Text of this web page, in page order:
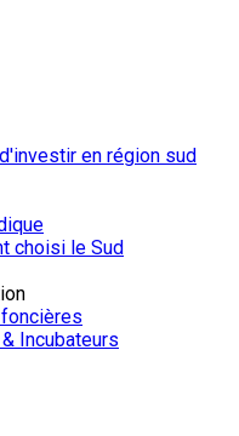
en région sud
choisi le Sud
Incubateurs